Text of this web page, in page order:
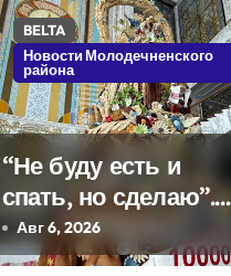
BELTA
Новости Молодечненского
района
“Не буду есть и
спать, но сделаю”.
Мастерица из
Молодечно о 50-
Авг 6, 2026